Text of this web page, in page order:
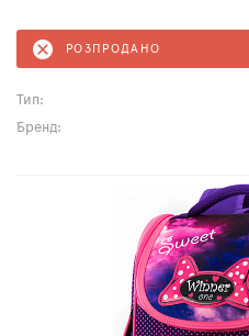
РОЗПРОДАНО
Тип:
Бренд: